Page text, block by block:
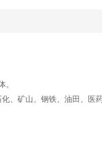
。
、矿山、钢铁、油田、医